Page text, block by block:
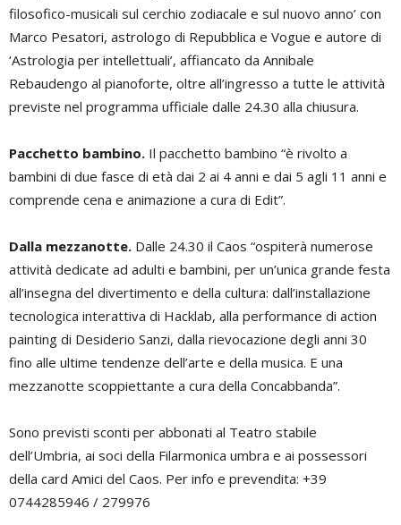
filosofico-musicali sul cerchio zodiacale e sul nuovo anno’ con
Marco Pesatori, astrologo di Repubblica e Vogue e autore di
‘Astrologia per intellettuali’, affiancato da Annibale
Rebaudengo al pianoforte, oltre all’ingresso a tutte le attività
previste nel programma ufficiale dalle 24.30 alla chiusura.
Pacchetto bambino. Il pacchetto bambino “è rivolto a
bambini di due fasce di età dai 2 ai 4 anni e dai 5 agli 11 anni e
comprende cena e animazione a cura di Edit”.
Dalla mezzanotte. Dalle 24.30 il Caos “ospiterà numerose
attività dedicate ad adulti e bambini, per un’unica grande festa
all’insegna del divertimento e della cultura: dall’installazione
tecnologica interattiva di Hacklab, alla performance di action
painting di Desiderio Sanzi, dalla rievocazione degli anni 30
fino alle ultime tendenze dell’arte e della musica. E una
mezzanotte scoppiettante a cura della Concabbanda”.
Sono previsti sconti per abbonati al Teatro stabile
dell’Umbria, ai soci della Filarmonica umbra e ai possessori
della card Amici del Caos. Per info e prevendita: +39
0744285946 / 279976